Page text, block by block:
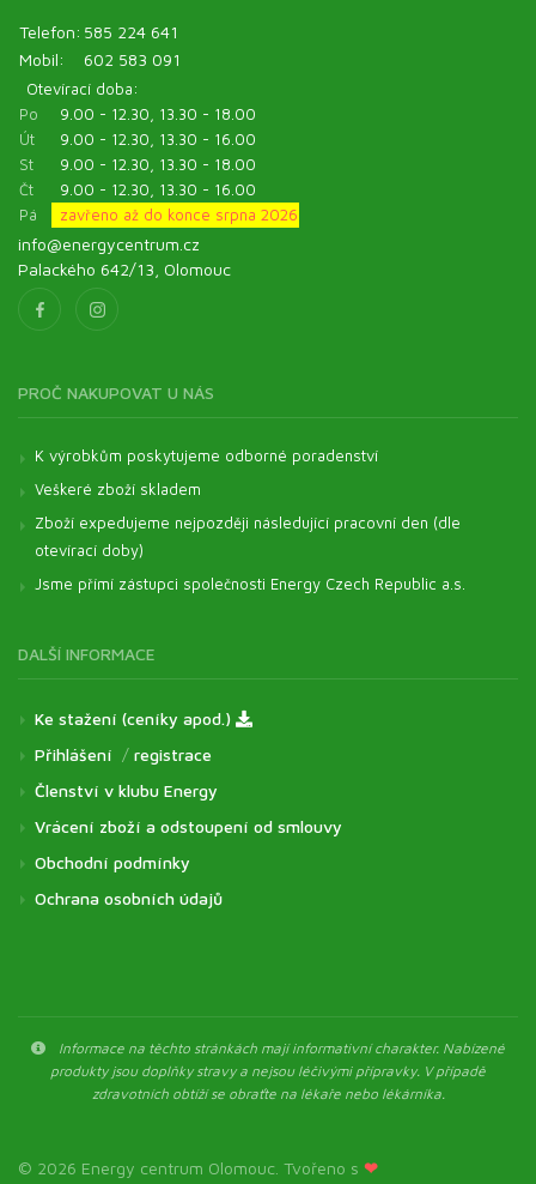
Telefon: 585 224 641
Mobil:
602 583 091
Otevírací doba:
Po
9.00 - 12.30, 13.30 - 18.00
Út
9.00 - 12.30, 13.30 - 16.00
St
9.00 - 12.30, 13.30 - 18.00
Čt
9.00 - 12.30, 13.30 - 16.00
Pá
zavřeno až do konce srpna 2026
info@energycentrum.cz
Palackého 642/13, Olomouc
PROČ NAKUPOVAT U NÁS
K výrobkům poskytujeme odborné poradenství
Veškeré zboží skladem
Zboží expedujeme nejpozději následující pracovní den (dle
otevírací doby)
Jsme přímí zástupci společnosti Energy Czech Republic a.s.
DALŠÍ INFORMACE
Ke stažení (ceníky apod.)
Přihlášení / registrace
Členství v klubu Energy
Vrácení zboží a odstoupení od smlouvy
Obchodní podmínky
Ochrana osobních údajů
Informace na těchto stránkách mají informativní charakter. Nabízené
produkty jsou doplňky stravy a nejsou léčivými přípravky. V případě
zdravotních obtíží se obraťte na lékaře nebo lékárníka.
© 2026 Energy centrum Olomouc. Tvořeno s ❤